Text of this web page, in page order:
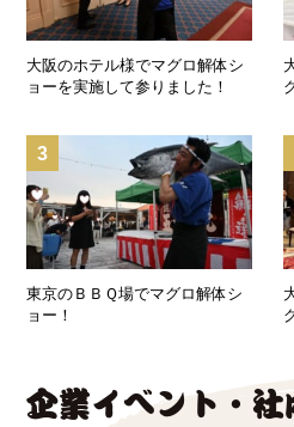
大阪のホテル様でマグロ解体シ
ョーを実施して参りました！
3
東京のＢＢＱ場でマグロ解体シ
ョー！
企業イベント・社